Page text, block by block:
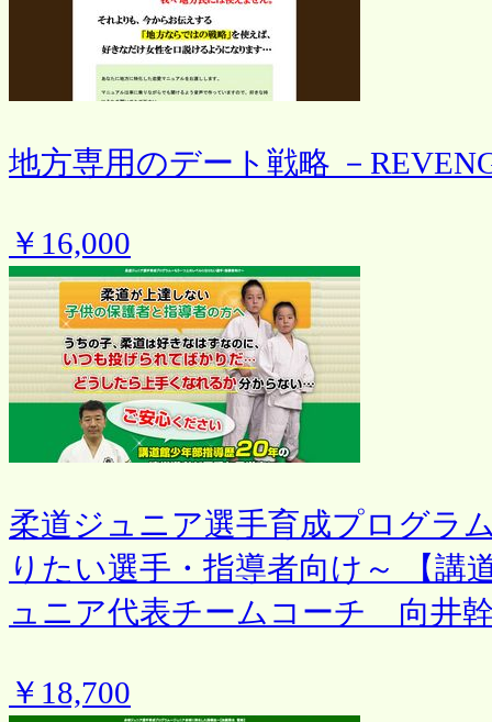
地方専用のデート戦略 －
￥16,000
柔道ジュニア選手育成プログラ
りたい選手・指導者向け～ 【講
ュニア代表チームコーチ 向井
￥18,700